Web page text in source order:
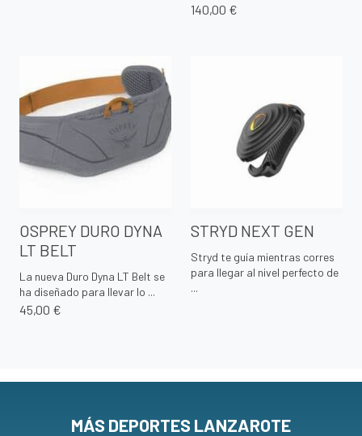
140,00 €
OSPREY DURO DYNA
LT BELT
La nueva Duro Dyna LT Belt se
ha diseñado para llevar lo ...
45,00 €
STRYD NEXT GEN
Stryd te guía mientras corres
para llegar al nivel perfecto de
...
MÁS DEPORTES LANZAROTE